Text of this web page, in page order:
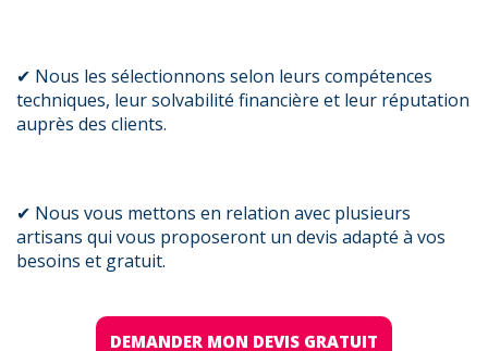
✔ Nous les sélectionnons selon leurs compétences
techniques, leur solvabilité financière et leur réputation
auprès des clients.
✔ Nous vous mettons en relation avec plusieurs
artisans qui vous proposeront un devis adapté à vos
besoins et gratuit.
DEMANDER MON DEVIS GRATUIT